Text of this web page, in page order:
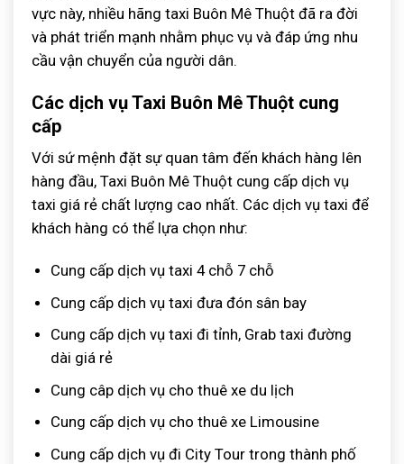
vực này, nhiều hãng taxi Buôn Mê Thuột đã ra đời
và phát triển mạnh nhằm phục vụ và đáp ứng nhu
cầu vận chuyển của người dân.
Các dịch vụ Taxi Buôn Mê Thuột cung
cấp
Với sứ mệnh đặt sự quan tâm đến khách hàng lên
hàng đầu, Taxi Buôn Mê Thuột cung cấp dịch vụ
taxi giá rẻ chất lượng cao nhất. Các dịch vụ taxi để
khách hàng có thể lựa chọn như:
Cung cấp dịch vụ taxi 4 chỗ 7 chỗ
Cung cấp dịch vụ taxi đưa đón sân bay
Cung cấp dịch vụ taxi đi tỉnh, Grab taxi đường
dài giá rẻ
Cung câp dịch vụ cho thuê xe du lịch
Cung cấp dịch vụ cho thuê xe Limousine
Cung cấp dịch vụ đi City Tour trong thành phố